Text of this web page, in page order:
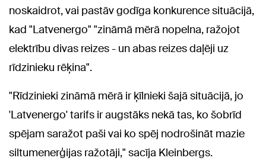
noskaidrot, vai pastāv godīga konkurence situācijā,
kad "Latvenergo" "zināmā mērā nopelna, ražojot
elektrību divas reizes - un abas reizes daļēji uz
rīdzinieku rēķina".
"Rīdzinieki zināmā mērā ir ķīlnieki šajā situācijā, jo
'Latvenergo' tarifs ir augstāks nekā tas, ko šobrīd
spējam saražot paši vai ko spēj nodrošināt mazie
siltumenerģijas ražotāji," sacīja Kleinbergs.